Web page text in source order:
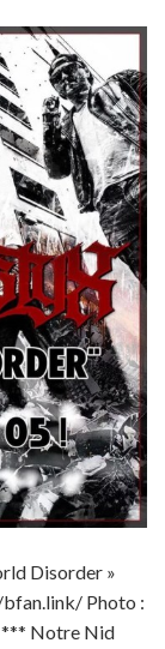
Disorder »
Photo :
*** Notre Nid